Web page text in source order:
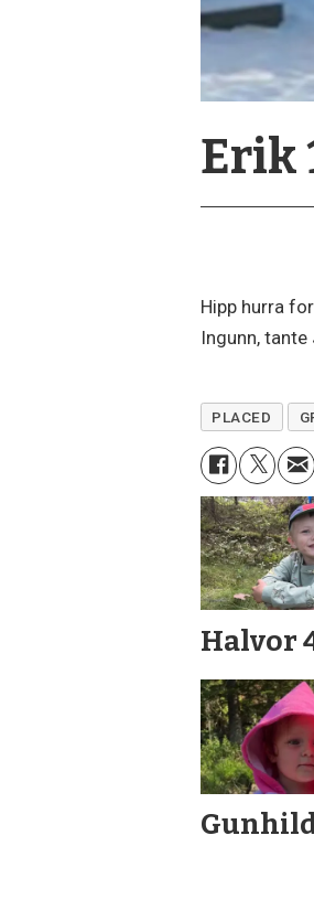
Erik
Hipp hurra
Ingunn, tante
PLACED
Halvor